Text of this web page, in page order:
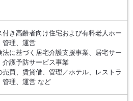
付き高齢者向け住宅および有料老人ホー
管理、運営
法に基づく居宅介護支援事業、居宅サー
介護予防サービス事業
売買、賃貸借、管理／ホテル、レストラ
管理、運営 など